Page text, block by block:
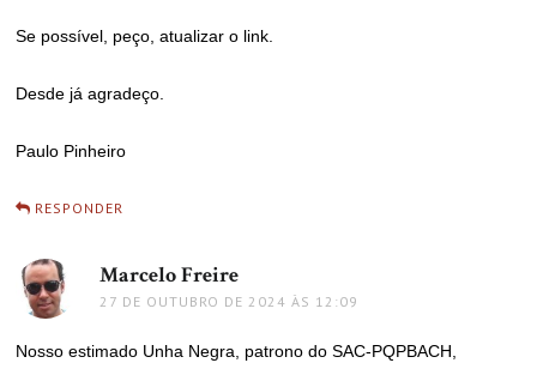
Se possível, peço, atualizar o link.
Desde já agradeço.
Paulo Pinheiro
RESPONDER
Marcelo Freire
27 DE OUTUBRO DE 2024 ÀS 12:09
Nosso estimado Unha Negra, patrono do SAC-PQPBACH,